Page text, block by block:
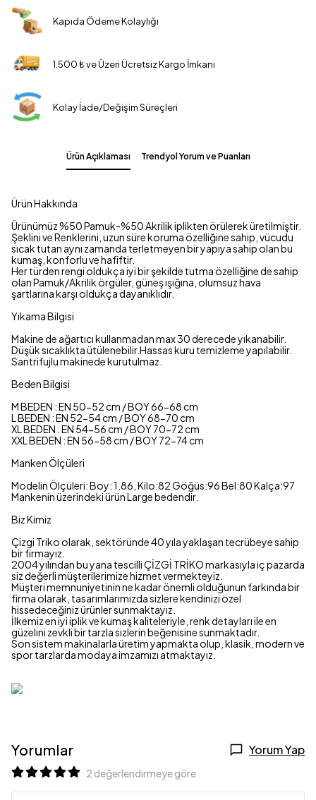
Kapıda Ödeme Kolaylığı
1.500 ₺ ve Üzeri Ücretsiz Kargo İmkanı
Kolay İade/Değişim Süreçleri
Ürün Açıklaması Trendyol Yorum ve Puanları
Ürün Hakkında
Ürünümüz %50 Pamuk-%50 Akrilik iplikten örülerek üretilmiştir.
Şeklini ve Renklerini, uzun süre koruma özelliğine sahip, vücudu
sıcak tutan aynı zamanda terletmeyen bir yapıya sahip olan bu
kumaş, konforlu ve hafiftir.
Her türden rengi oldukça iyi bir şekilde tutma özelliğine de sahip
olan Pamuk/Akrilik örgüler, güneş ışığına, olumsuz hava
şartlarına karşı oldukça dayanıklıdır.
Yıkama Bilgisi
Makine de ağartıcı kullanmadan max 30 derecede yıkanabilir.
Düşük sıcaklıkta ütülenebilir.Hassas kuru temizleme yapılabilir.
Santrifujlu makinede kurutulmaz.
Beden Bilgisi
M BEDEN : EN 50-52 cm / BOY 66-68 cm
L BEDEN : EN 52-54 cm / BOY 68-70 cm
XL BEDEN : EN 54-56 cm / BOY 70-72 cm
XXL BEDEN : EN 56-58 cm / BOY 72-74 cm
Manken Ölçüleri
Modelin Ölçüleri: Boy: 1.86, Kilo:82 Göğüs:96 Bel:80 Kalça:97
Mankenin üzerindeki ürün Large bedendir.
Biz Kimiz
Çizgi Triko olarak, sektöründe 40 yıla yaklaşan tecrübeye sahip
bir firmayız.
2004 yılından bu yana tescilli ÇİZGİ TRİKO markasıyla iç pazarda
siz değerli müşterilerimize hizmet vermekteyiz.
Müşteri memnuniyetinin ne kadar önemli olduğunun farkında bir
firma olarak, tasarımlarımızda sizlere kendinizi özel
hissedeceğiniz ürünler sunmaktayız.
İlkemiz en iyi iplik ve kumaş kaliteleriyle, renk detayları ile en
güzelini zevkli bir tarzla sizlerin beğenisine sunmaktadır.
Son sistem makinalarla üretim yapmakta olup, klasik, modern ve
spor tarzlarda modaya imzamızı atmaktayız.
Yorumlar Yorum Yap
2 değerlendirmeye göre